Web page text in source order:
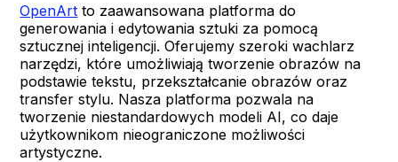
OpenArt to zaawansowana platforma do
generowania i edytowania sztuki za pomocą
sztucznej inteligencji. Oferujemy szeroki wachlarz
narzędzi, które umożliwiają tworzenie obrazów na
podstawie tekstu, przekształcanie obrazów oraz
transfer stylu. Nasza platforma pozwala na
tworzenie niestandardowych modeli AI, co daje
użytkownikom nieograniczone możliwości
artystyczne.